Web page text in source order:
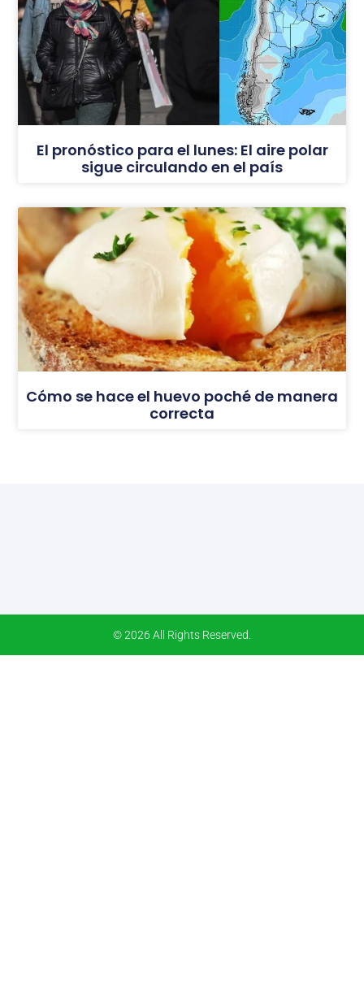
El pronóstico para el lunes: El aire polar
sigue circulando en el país
Cómo se hace el huevo poché de manera
correcta
© 2026 All Rights Reserved.